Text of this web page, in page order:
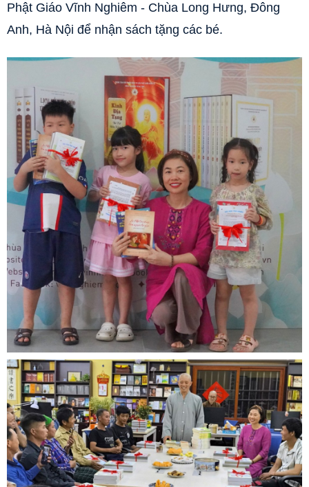
Phật Giáo Vĩnh Nghiêm - Chùa Long Hưng, Đông
Anh, Hà Nội để nhận sách tặng các bé.